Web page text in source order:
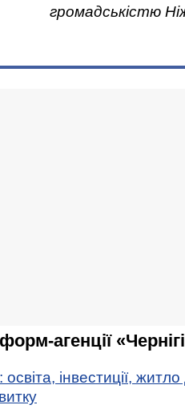
громадськістю
агенції
інвестиції,